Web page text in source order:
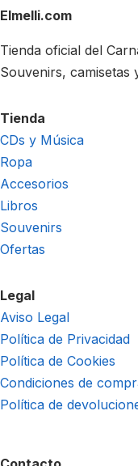
Elmelli.com
Tienda oficial del
Souvenirs, camisetas
Tienda
CDs y Música
Ropa
Accesorios
Libros
Souvenirs
Ofertas
Legal
Aviso Legal
Política de Privacidad
Política de Cookies
Condiciones de
Política de